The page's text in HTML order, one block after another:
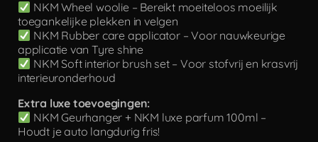
NKM Wheel woolie – Bereikt moeiteloos moeilijk
toegankelijke plekken in velgen
NKM Rubber care applicator – Voor nauwkeurige
applicatie van Tyre shine
NKM Soft interior brush set – Voor stofvrij en krasvrij
interieuronderhoud
Extra luxe toevoegingen:
NKM Geurhanger + NKM luxe parfum 100ml –
Houdt je auto langdurig fris!